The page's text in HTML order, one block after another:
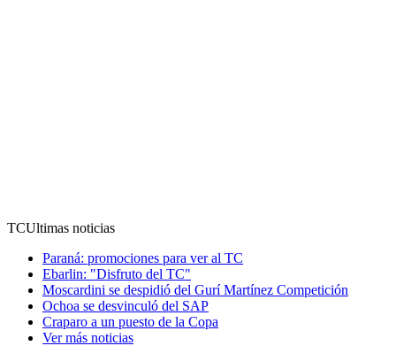
TCUltimas noticias
Paraná: promociones para ver al TC
Ebarlin: "Disfruto del TC"
Moscardini se despidió del Gurí Martínez Competición
Ochoa se desvinculó del SAP
Craparo a un puesto de la Copa
Ver más noticias